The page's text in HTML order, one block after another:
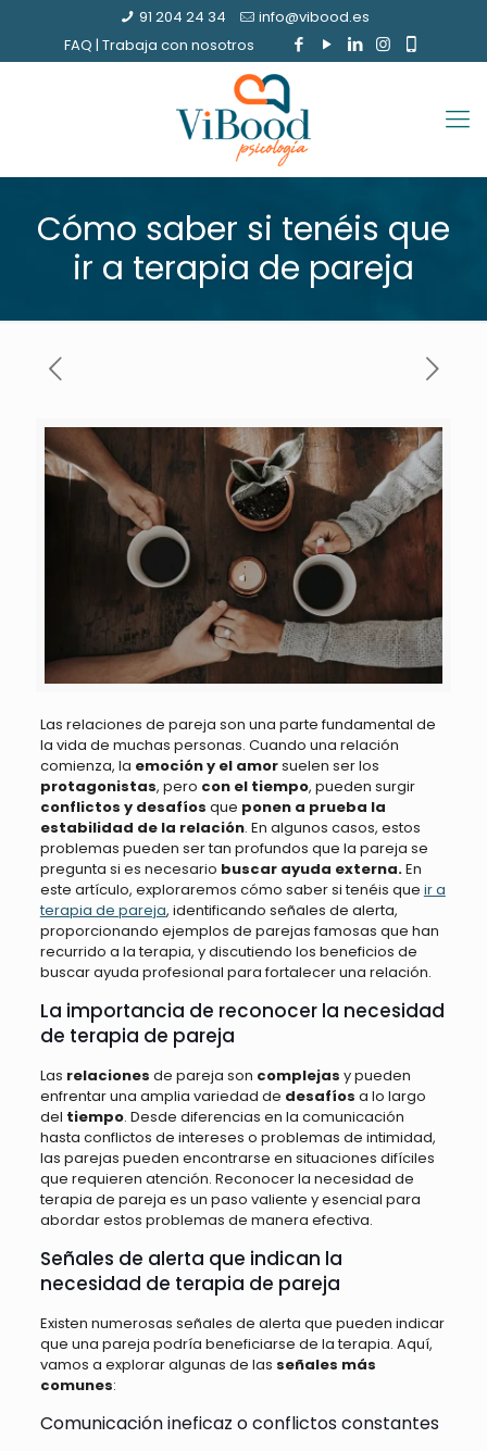
91 204 24 34
info@vibood.es
FAQ | Trabaja con nosotros
Cómo saber si tenéis que
ir a terapia de pareja
Las relaciones de pareja son una parte fundamental de
la vida de muchas personas. Cuando una relación
comienza, la emoción y el amorsuelen ser los
protagonistas, pero con el tiempo, pueden surgir
conflictos y desafíos que ponen a prueba la
estabilidad de la relación. En algunos casos, estos
problemas pueden ser tan profundos que la pareja se
pregunta si es necesario buscar ayuda externa.En
este artículo, exploraremos cómo saber si tenéis que ir a
terapia de pareja, identificando señales de alerta,
proporcionando ejemplos de parejas famosas que han
recurrido a la terapia, y discutiendo los beneficios de
buscar ayuda profesional para fortalecer una relación.
La importancia de reconocer la necesidad
de terapia de pareja
Las relaciones de pareja son complejas y pueden
enfrentar una amplia variedad de desafíos a lo largo
del tiempo. Desde diferencias en la comunicación
hasta conflictos de intereses o problemas de intimidad,
las parejas pueden encontrarse en situaciones difíciles
que requieren atención. Reconocer la necesidad de
terapia de pareja es un paso valiente y esencial para
abordar estos problemas de manera efectiva.
Señales de alerta que indican la
necesidad de terapia de pareja
Existen numerosas señales de alerta que pueden indicar
que una pareja podría beneficiarse de la terapia. Aquí,
vamos a explorar algunas de las señales más
comunes:
Comunicación ineficaz o conflictos constantes